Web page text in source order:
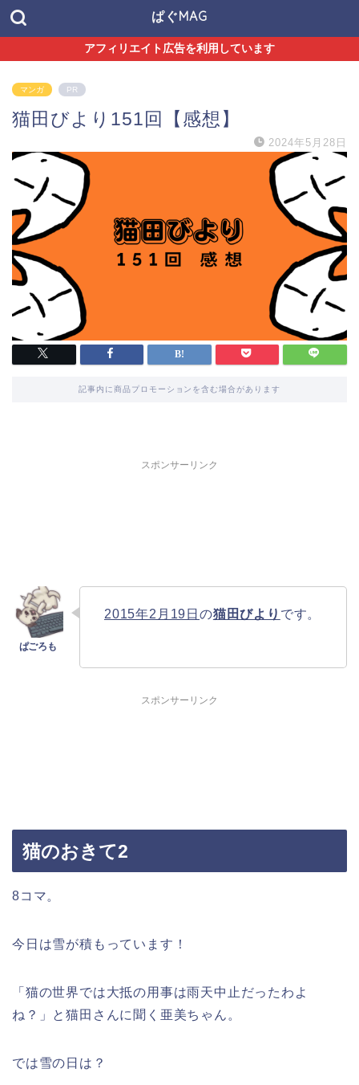
ぱぐMAG
アフィリエイト広告を利用しています
マンガ PR
猫田びより151回【感想】
2024年5月28日
記事内に商品プロモーションを含む場合があります
スポンサーリンク
2015年2月19日 の猫田びより です。
スポンサーリンク
猫のおきて2
8コマ。
今日は雪が積もっています！
「猫の世界では大抵の用事は雨天中止だったわよ
ね？」と猫田さんに聞く亜美ちゃん。
では雪の日は？